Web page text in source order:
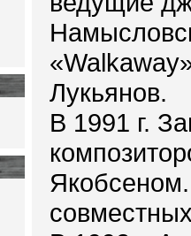
Лукьянов.
В 1991 г.